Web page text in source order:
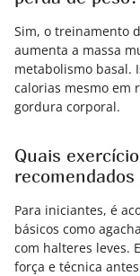
Sim, o treinamento
aumenta a massa
metabolismo basal.
calorias mesmo em
gordura corporal.
Quais
Para iniciantes, é
básicos como
com halteres leves.
força e técnica